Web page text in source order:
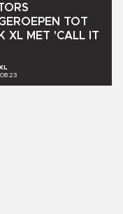
TOT
XL MET 'CALL
IT